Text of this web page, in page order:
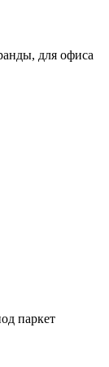
для офиса
паркет